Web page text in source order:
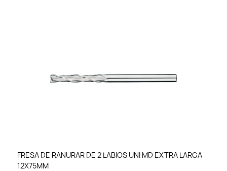
FRESA DE RANURAR DE 2 LABIOS UNI MD EXTRA LARGA
12X75MM